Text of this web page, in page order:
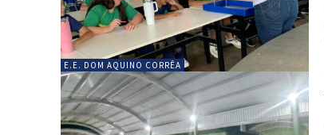
E.E. DOM AQUINO CORRÊA